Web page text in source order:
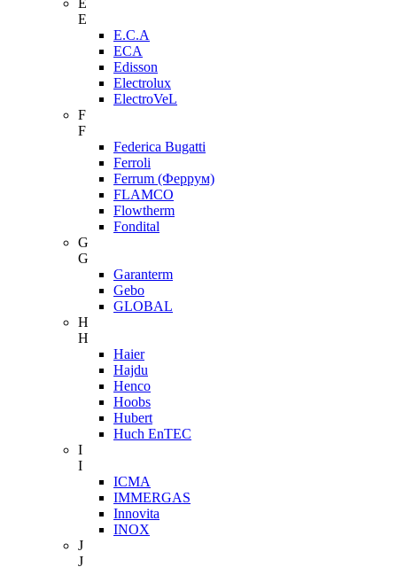
E
E
E.C.A
ECA
Edisson
Electrolux
ElectroVeL
F
F
Federica Bugatti
Ferroli
Ferrum (Феррум)
FLAMCO
Flowtherm
Fondital
G
G
Garanterm
Gebo
GLOBAL
H
H
Haier
Hajdu
Henco
Hoobs
Hubert
Huch EnTEC
I
I
ICMA
IMMERGAS
Innovita
INOX
J
J